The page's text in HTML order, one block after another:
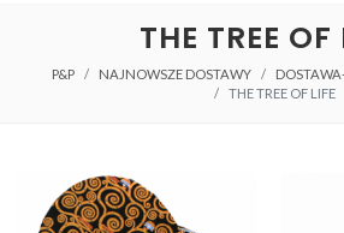
THE TREE OF
P&P NAJNOWSZE DOSTAWY
THE TREE OF LIFE